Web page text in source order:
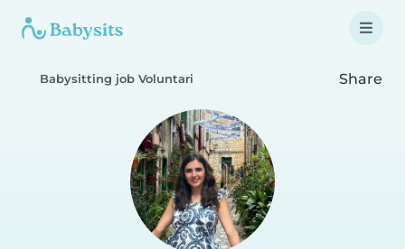
Babysitting job Voluntari Share